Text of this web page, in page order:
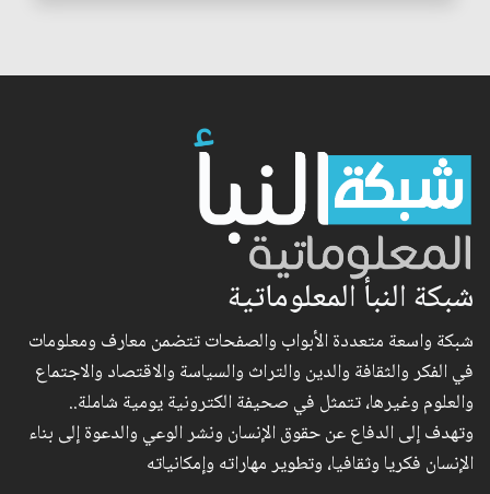
شبكة النبأ المعلوماتية
شبكة واسعة متعددة الأبواب والصفحات تتضمن معارف ومعلومات
في الفكر والثقافة والدين والتراث والسياسة والاقتصاد والاجتماع
والعلوم وغيرها، تتمثل في صحيفة الكترونية يومية شاملة..
وتهدف إلى الدفاع عن حقوق الإنسان ونشر الوعي والدعوة إلى بناء
الإنسان فكريا وثقافيا، وتطوير مهاراته وإمكانياته